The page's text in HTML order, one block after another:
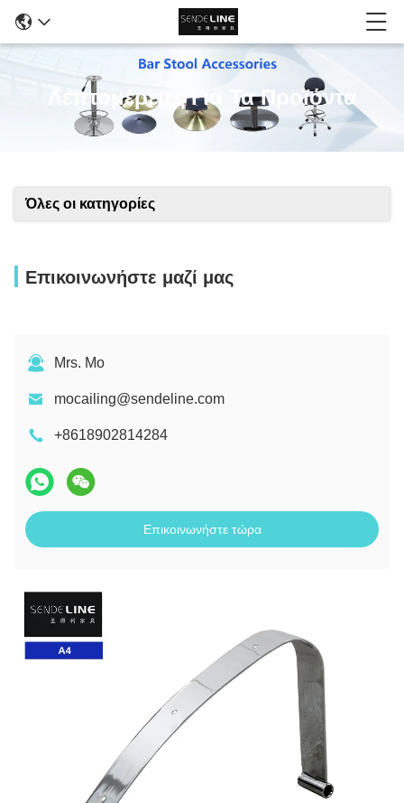
Λεπτομέρειες Για Τα Προϊόντα
Όλες οι κατηγορίες
Επικοινωνήστε μαζί μας
Mrs. Mo
mocailing@sendeline.com
+8618902814284
Επικοινωνήστε τώρα